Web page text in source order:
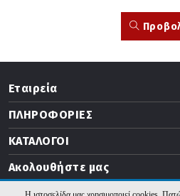
Εταιρεία
ΠΛΗΡΟΦΟΡΙΕΣ
ΚΑΤΑΛΟΓΟΙ
Ακολουθήστε μας